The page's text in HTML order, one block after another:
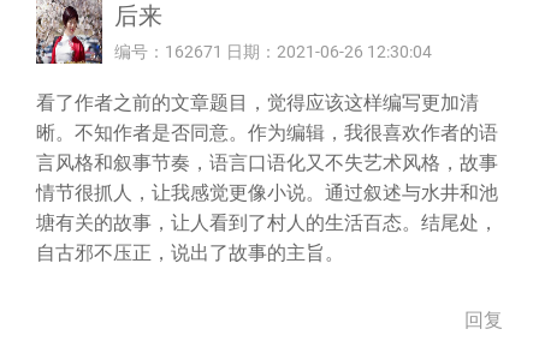
后来
编号：162671 日期：2021-06-26 12:30:04
看了作者之前的文章题目，觉得应该这样编写更加清
晰。不知作者是否同意。作为编辑，我很喜欢作者的语
言风格和叙事节奏，语言口语化又不失艺术风格，故事
情节很抓人，让我感觉更像小说。通过叙述与水井和池
塘有关的故事，让人看到了村人的生活百态。结尾处，
自古邪不压正，说出了故事的主旨。
回复